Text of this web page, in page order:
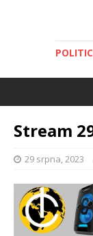
Stream
29 srpna, 2023